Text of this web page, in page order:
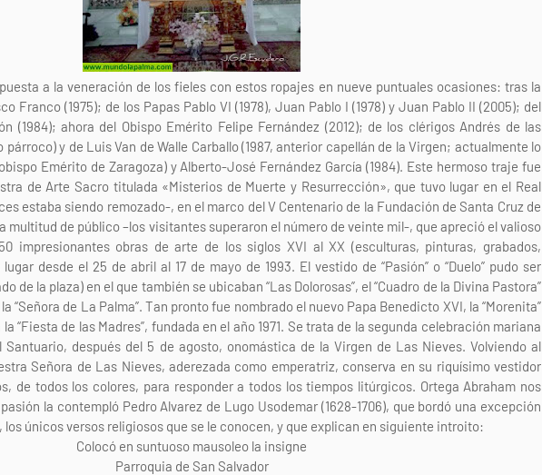
a la veneración de los fieles con estos ropajes en nueve puntuales ocasiones: tras la
Franco (1975); de los Papas Pablo VI (1978), Juan Pablo I (1978) y Juan Pablo II (2005); del
(1984); ahora del Obispo Emérito Felipe Fernández (2012); de los clérigos Andrés de las
párroco) y de Luis Van de Walle Carballo (1987, anterior capellán de la Virgen; actualmente lo
Emérito de Zaragoza) y Alberto-José Fernández García (1984). Este hermoso traje fue
de Arte Sacro titulada «Misterios de Muerte y Resurrección», que tuvo lugar en el Real
estaba siendo remozado-, en el marco del V Centenario de la Fundación de Santa Cruz de
multitud de público –los visitantes superaron el número de veinte mil-, que apreció el valioso
impresionantes obras de arte de los siglos XVI al XX (esculturas, pinturas, grabados,
desde el 25 de abril al 17 de mayo de 1993. El vestido de “Pasión” o “Duelo” pudo ser
de la plaza) en el que también se ubicaban “Las Dolorosas”, el “Cuadro de la Divina Pastora”
“Señora de La Palma”. Tan pronto fue nombrado el nuevo Papa Benedicto XVI, la “Morenita”
“Fiesta de las Madres”, fundada en el año 1971. Se trata de la segunda celebración mariana
Santuario, después del 5 de agosto, onomástica de la Virgen de Las Nieves. Volviendo al
Señora de Las Nieves, aderezada como emperatriz, conserva en su riquísimo vestidor
de todos los colores, para responder a todos los tiempos litúrgicos. Ortega Abraham nos
la contempló Pedro Alvarez de Lugo Usodemar (1628-1706), que bordó una excepción
únicos versos religiosos que se le conocen, y que explican en siguiente introito:
Colocó en suntuoso mausoleo la insigne
Parroquia de San Salvador